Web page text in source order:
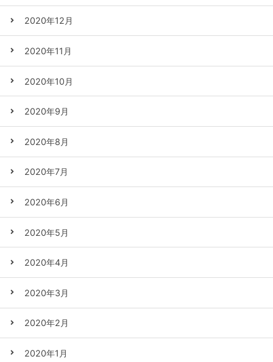
2020年12月
2020年11月
2020年10月
2020年9月
2020年8月
2020年7月
2020年6月
2020年5月
2020年4月
2020年3月
2020年2月
2020年1月